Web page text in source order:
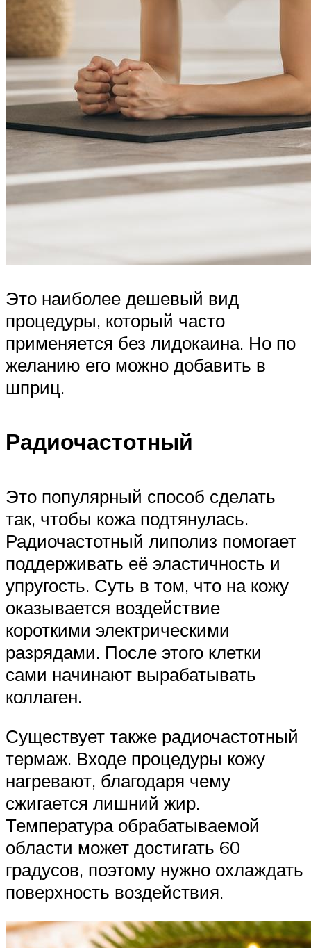
Это наиболее дешевый вид
процедуры, который часто
применяется без лидокаина. Но по
желанию его можно добавить в
шприц.
Радиочастотный
Это популярный способ сделать
так, чтобы кожа подтянулась.
Радиочастотный липолиз помогает
поддерживать её эластичность и
упругость. Суть в том, что на кожу
оказывается воздействие
короткими электрическими
разрядами. После этого клетки
сами начинают вырабатывать
коллаген.
Существует также радиочастотный
термаж. Входе процедуры кожу
нагревают, благодаря чему
сжигается лишний жир.
Температура обрабатываемой
области может достигать 60
градусов, поэтому нужно охлаждать
поверхность воздействия.